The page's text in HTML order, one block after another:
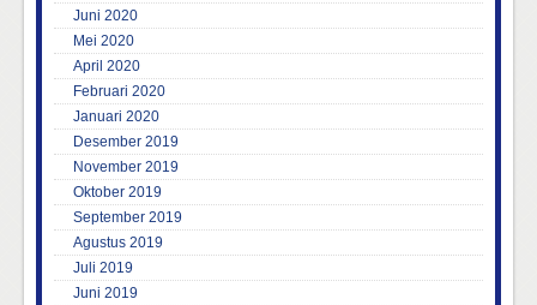
Juni 2020
Mei 2020
April 2020
Februari 2020
Januari 2020
Desember 2019
November 2019
Oktober 2019
September 2019
Agustus 2019
Juli 2019
Juni 2019